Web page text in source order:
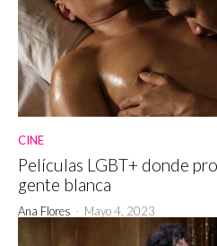
CINE
Películas LGBT+ donde
gente blanca
Ana Flores - Mayo 4, 2023